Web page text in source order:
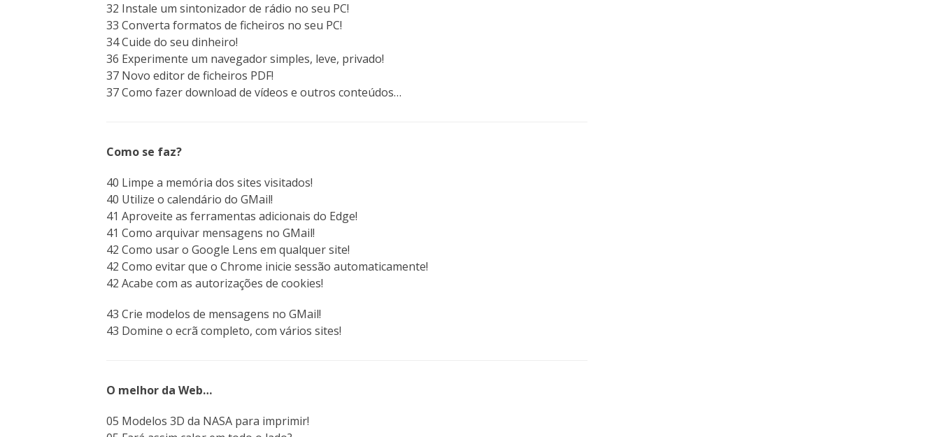
32 Instale um sintonizador de rádio no seu PC!
33 Converta formatos de ficheiros no seu PC!
34 Cuide do seu dinheiro!
36 Experimente um navegador simples, leve, privado!
37 Novo editor de ficheiros PDF!
37 Como fazer download de vídeos e outros conteúdos…
Como se faz?
40 Limpe a memória dos sites visitados!
40 Utilize o calendário do GMail!
41 Aproveite as ferramentas adicionais do Edge!
41 Como arquivar mensagens no GMail!
42 Como usar o Google Lens em qualquer site!
42 Como evitar que o Chrome inicie sessão automaticamente!
42 Acabe com as autorizações de cookies!
43 Crie modelos de mensagens no GMail!
43 Domine o ecrã completo, com vários sites!
O melhor da Web…
05 Modelos 3D da NASA para imprimir!